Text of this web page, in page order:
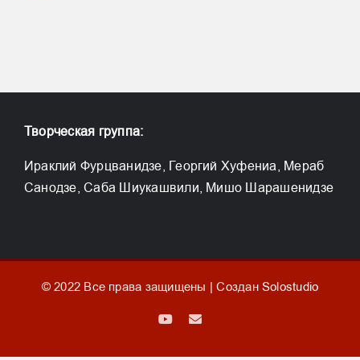
Творческая группа:
Ираклий Фурцванидзе, Георгий Хуфениа, Мераб
Санодзе, Саба Шиукашвили, Мишо Шарашенидзе
© 2022 Все права защищены | Создан Solostudio
YouTubeEmail